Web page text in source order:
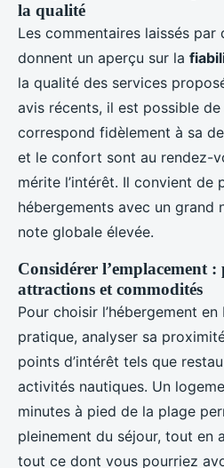
la qualité
Les commentaires laissés par
donnent un aperçu sur la
la qualité des services
avis récents, il est possible
correspond fidèlement à sa
et le confort sont au rendez-
mérite l’intérêt. Il convient de
hébergements avec un grand
note globale élevée.
Considérer l’emplacement
attractions et commodités
Pour choisir l’hébergement
pratique, analyser sa
points d’intérêt tels que
activités nautiques. Un
minutes à pied de la plage
pleinement du séjour, tout en
tout ce dont vous pourriez